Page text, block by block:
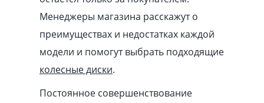
Менеджеры магазина расскажут о
преимуществах и недостатках каждой
модели и помогут выбрать подходящие
колесные диски.
Постоянное совершенствование